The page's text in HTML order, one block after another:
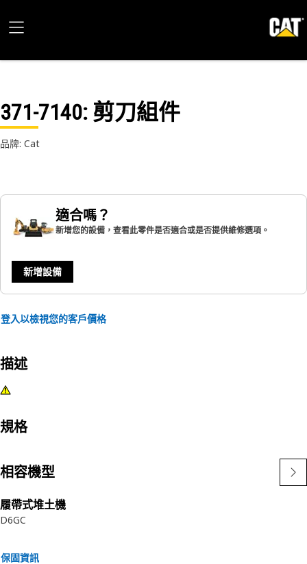
371-7140: 剪刀組件
品牌: Cat
適合嗎？
新增您的設備，查看此零件是否適合或是否提供維修選項。
新增設備
登入以檢視您的客戶價格
描述
規格
相容機型
履帶式堆土機
D6GC
保固資訊